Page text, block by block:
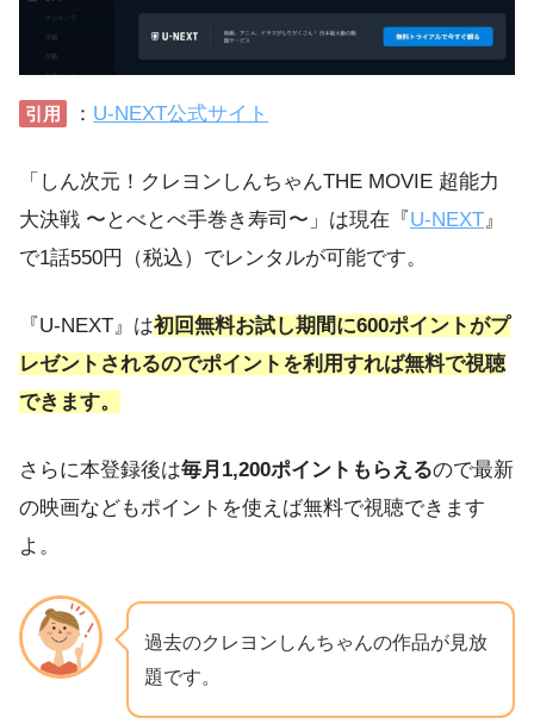
引用 ： U-NEXT公式サイト
「しん次元！クレヨンしんちゃんTHE MOVIE 超能力
大決戦 〜とべとべ手巻き寿司〜」は現在『U-NEXT 』
で1話550円（税込）でレンタルが可能です。
『U-NEXT』は初回無料お試し期間に600ポイントがプ
レゼントされるのでポイントを利用すれば無料で視聴
できます。
さらに本登録後は毎月1,200ポイントもらえるので最新
の映画などもポイントを使えば無料で視聴できます
よ。
過去のクレヨンしんちゃんの作品が見放
題です。